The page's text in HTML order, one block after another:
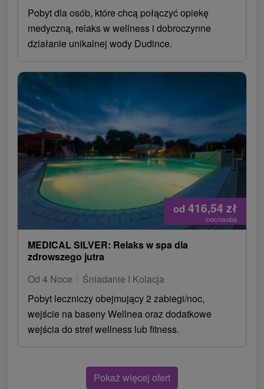
Pobyt dla osób, które chcą połączyć opiekę
medyczną, relaks w wellness i dobroczynne
działanie unikalnej wody Dudince.
od 416,54 zł
/noc/osoba
MEDICAL SILVER: Relaks w spa dla
zdrowszego jutra
Od 4 Noce
Śniadanie I Kolacja
Pobyt leczniczy obejmujący 2 zabiegi/noc,
wejście na baseny Wellnea oraz dodatkowe
wejścia do stref wellness lub fitness.
Pokaż więcej ofert